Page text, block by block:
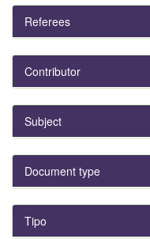
Referees
Contributor
Subject
Document type
Tipo